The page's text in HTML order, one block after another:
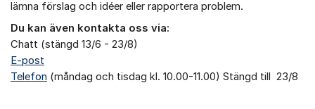
lämna förslag och idéer eller rapportera problem.
Du kan även kontakta oss via:
Chatt (stängd 13/6 - 23/8)
E-post
Telefon (måndag och tisdag kl. 10.00-11.00) Stängd till 23/8